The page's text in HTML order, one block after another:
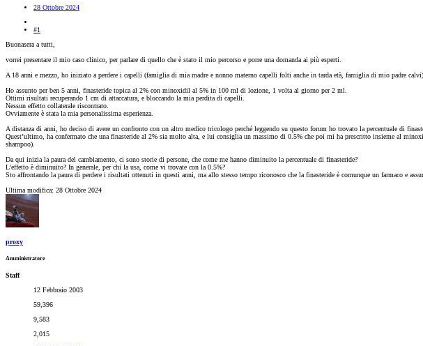
28 Ottobre 2024
#1
Buonasera a tutti,
vorrei presentare il mio caso clinico, per parlare di quello che è stato il mio percorso e porre una domanda ai più esperti.
A 18 anni e mezzo, ho iniziato a perdere i capelli (famiglia di mia madre e nonno materno capelli folti anche in tarda età, famiglia di mio padre calvi).
Ho assunto per ben 5 anni, finasteride topica al 2% con minoxidil al 5% in 100 ml di lozione, 1 volta al giorno per 2 ml.
Ottimi risultati recuperando 1 cm di attaccatura, e bloccando la mia perdita di capelli.
Nessun effetto collaterale riscontrato.
Ovviamente è stata la mia personalissima esperienza.
A distanza di anni, ho deciso di avere un confronto con un altro medico tricologo perché leggendo su questo forum ho trovato la percentuale di
Quest’ultimo, ha confermato che una finasteride al 2% sia molto alta, e lui consiglia un massimo di 0.5% che poi mi ha prescritto insieme al
shampoo).
Da qui inizia la paura del cambiamento, ci sono storie di persone, che come me hanno diminuito la percentuale di finasteride?
L’effetto è diminuito? In generale, per chi la usa, come vi trovate con la 0.5%?
Sto affrontando la paura di perdere i risultati ottenuti in questi anni, ma allo stesso tempo riconosco che la finasteride è comunque un farmaco e
Ultima modifica: 28 Ottobre 2024
proxy
Amministratore
Staff
12 Febbraio 2003
59,396
9,583
2,015